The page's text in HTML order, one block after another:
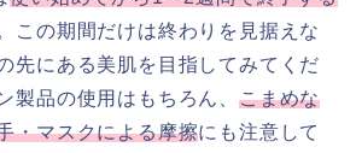
この期間だけは終わりを見据えな
先にある美肌を目指してみてくだ
製品の使用はもちろん、 こまめな
・マスクによる摩擦にも注意して